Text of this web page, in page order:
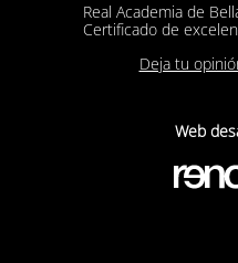
Real Academia de
Certificado de
Deja tu
Web